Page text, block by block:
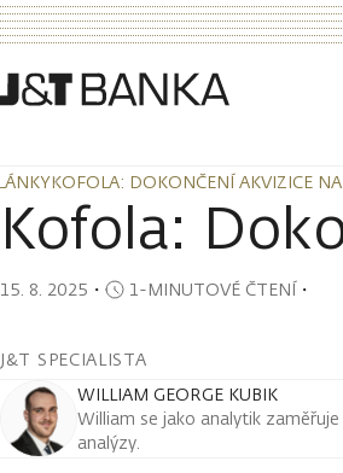
KOFOLA: DOKONČENÍ AKVIZICE
KOFOLA: DOKONČENÍ AKVIZICE
Kofola:
15. 8. 2025 ・ 1-MINUTOVÉ ČTENÍ・
J&T SPECIALISTA
WILLIAM GEORGE KUBIK
William se jako analytik
analýzy.